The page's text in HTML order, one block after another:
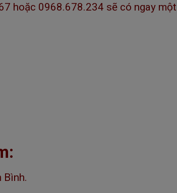
hoặc 0968.678.234 sẽ có ngay
Bình.